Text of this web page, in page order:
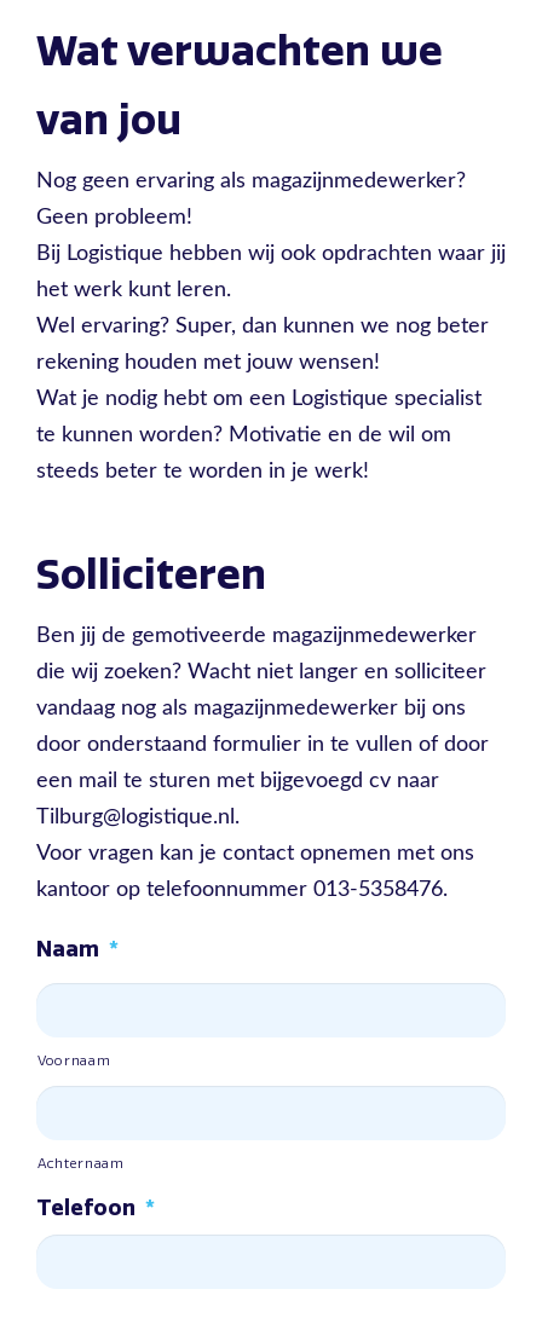
Wat verwachten we
van jou
Nog geen ervaring als magazijnmedewerker?
Geen probleem!
Bij Logistique hebben wij ook opdrachten waar jij
het werk kunt leren.
Wel ervaring? Super, dan kunnen we nog beter
rekening houden met jouw wensen!
Wat je nodig hebt om een Logistique specialist
te kunnen worden? Motivatie en de wil om
steeds beter te worden in je werk!
Solliciteren
Ben jij de gemotiveerde magazijnmedewerker
die wij zoeken? Wacht niet langer en solliciteer
vandaag nog als magazijnmedewerker bij ons
door onderstaand formulier in te vullen of door
een mail te sturen met bijgevoegd cv naar
Tilburg@logistique.nl.
Voor vragen kan je contact opnemen met ons
kantoor op telefoonnummer 013-5358476.
Naam *
Voornaam
Achternaam
Telefoon *